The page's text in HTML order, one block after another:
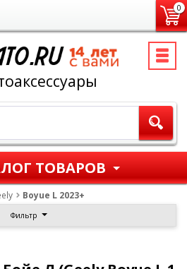
0
ТОВАРОВ
Boyue L 2023+
Фильтр